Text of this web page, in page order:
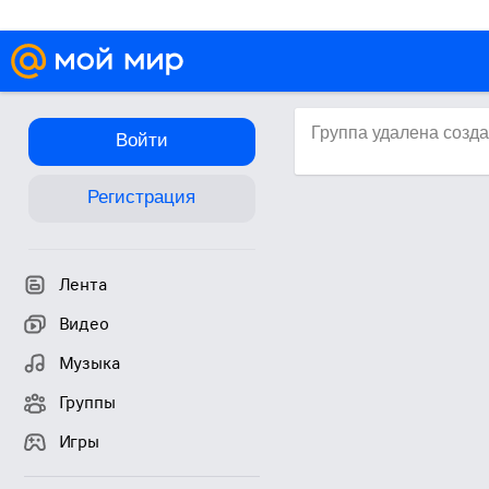
Войти
Регистрация
Лента
Видео
Музыка
Группы
Игры
Группа удалена